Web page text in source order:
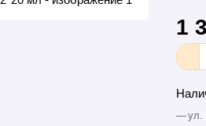
1
—ул.